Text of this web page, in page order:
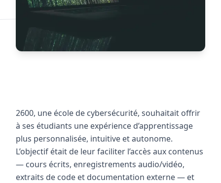
2600, une école de cybersécurité, souhaitait offrir
à ses étudiants une expérience d’apprentissage
plus personnalisée, intuitive et autonome.
L’objectif était de leur faciliter l’accès aux contenus
— cours écrits, enregistrements audio/vidéo,
extraits de code et documentation externe — et